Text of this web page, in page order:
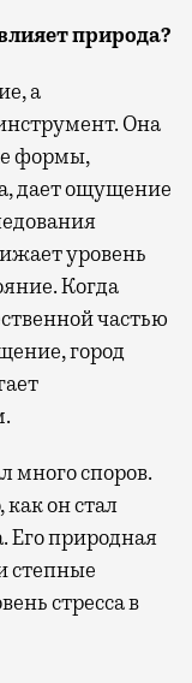
природа?
а
Она
формы,
дает ощущение
уровень
Когда
частью
город
много споров.
он стал
Его природная
степные
стресса в